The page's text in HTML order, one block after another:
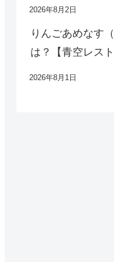
2026年8月2日
りんごあめなす
は？【青空レスト
2026年8月1日